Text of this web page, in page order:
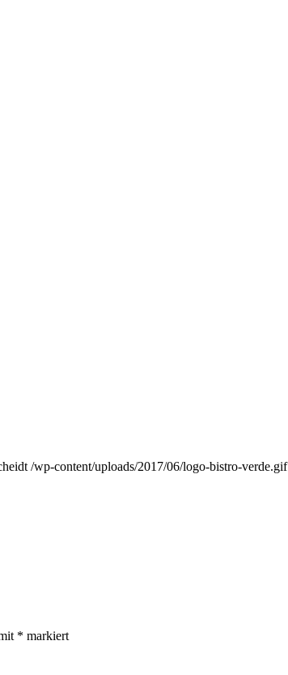
/wp-content/uploads/2017/06/logo-bistro-verde.gif
* markiert